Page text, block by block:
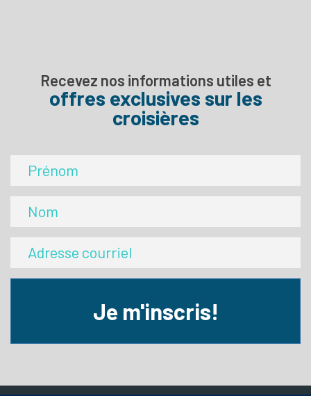
Recevez nos informations utiles et
offres exclusives sur les
croisières
Je m'inscris!